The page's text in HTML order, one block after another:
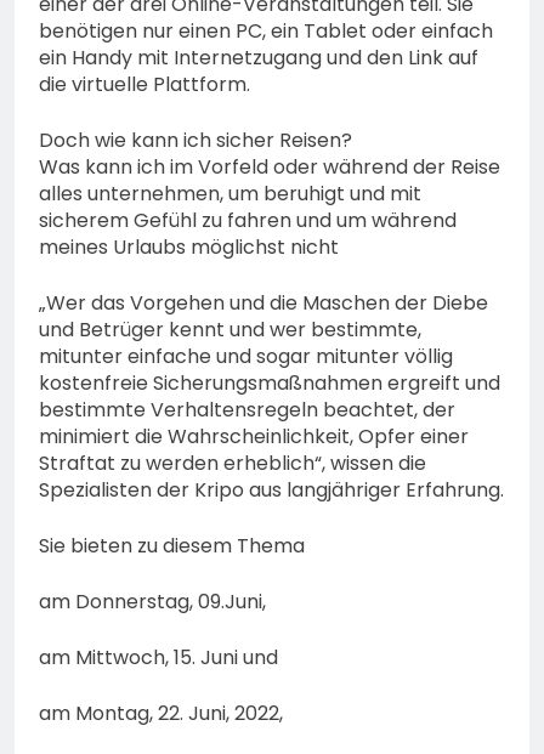
benötigen nur einen PC, ein Tablet oder einfach
ein Handy mit Internetzugang und den Link auf
die virtuelle Plattform.
Doch wie kann ich sicher Reisen?
Was kann ich im Vorfeld oder während der Reise
alles unternehmen, um beruhigt und mit
sicherem Gefühl zu fahren und um während
meines Urlaubs möglichst nicht
„Wer das Vorgehen und die Maschen der Diebe
und Betrüger kennt und wer bestimmte,
mitunter einfache und sogar mitunter völlig
kostenfreie Sicherungsmaßnahmen ergreift und
bestimmte Verhaltensregeln beachtet, der
minimiert die Wahrscheinlichkeit, Opfer einer
Straftat zu werden erheblich“, wissen die
Spezialisten der Kripo aus langjähriger Erfahrung.
Sie bieten zu diesem Thema
am Donnerstag, 09.Juni,
am Mittwoch, 15. Juni und
am Montag, 22. Juni, 2022,